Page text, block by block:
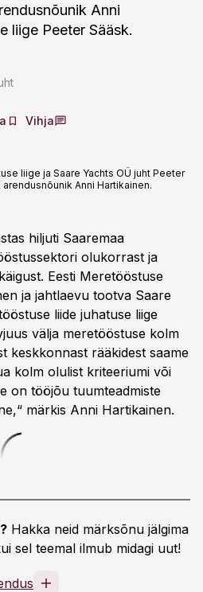
Anni
liige Peeter Sääsk.
Vihja
liige ja Saare Yachts OÜ juht Peeter
Anni Hartikainen.
hiljuti Saaremaa
olukorrast ja
Eesti Meretööstuse
ja jahtlaevu tootva Saare
liide juhatuse liige
välja meretööstuse kolm
keskkonnast rääkidest saame
kolm olulist kriteeriumi või
on tööjõu tuumteadmiste
märkis Anni Hartikainen.
Hakka neid märksõnu jälgima
sel teemal ilmub midagi uut!